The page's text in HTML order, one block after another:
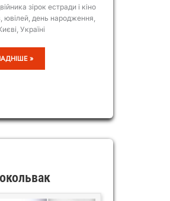
зірок естради і кіно
ювілей, день народження,
Україні
»